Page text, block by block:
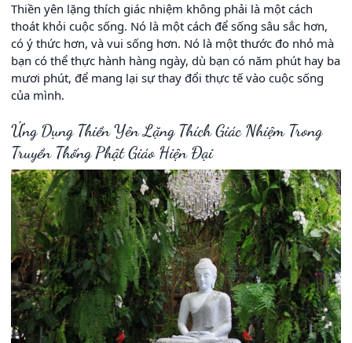
Thiền yên lặng thích giác nhiệm không phải là một cách
thoát khỏi cuộc sống. Nó là một cách để sống sâu sắc hơn,
có ý thức hơn, và vui sống hơn. Nó là một thước đo nhỏ mà
bạn có thể thực hành hàng ngày, dù bạn có năm phút hay ba
mươi phút, để mang lại sự thay đổi thực tế vào cuộc sống
của mình.
Ứng Dụng Thiền Yên Lặng Thích Giác Nhiệm Trong
Truyền Thống Phật Giáo Hiện Đại